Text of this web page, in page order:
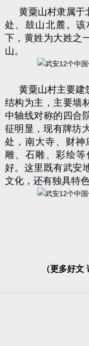
黄粟山村隶属于
处、鼓山北麓。
下，黄姓为大姓之
山。
黄粟山村主要建
结构为主，主要墙
中轴线对称的四合
征明显，现有牌坊
处，南大寺、财神
雕、石雕、彩绘
好。这里既有武安
文化，还有独具特
（更多好文